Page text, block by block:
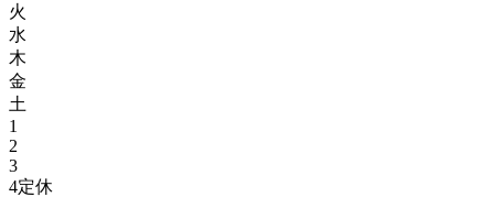
火
水
木
金
土
1
2
3
4定休